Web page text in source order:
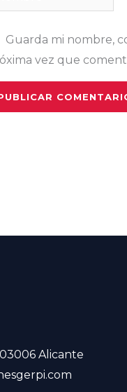
Guarda mi nombre,
vez que
Alicante